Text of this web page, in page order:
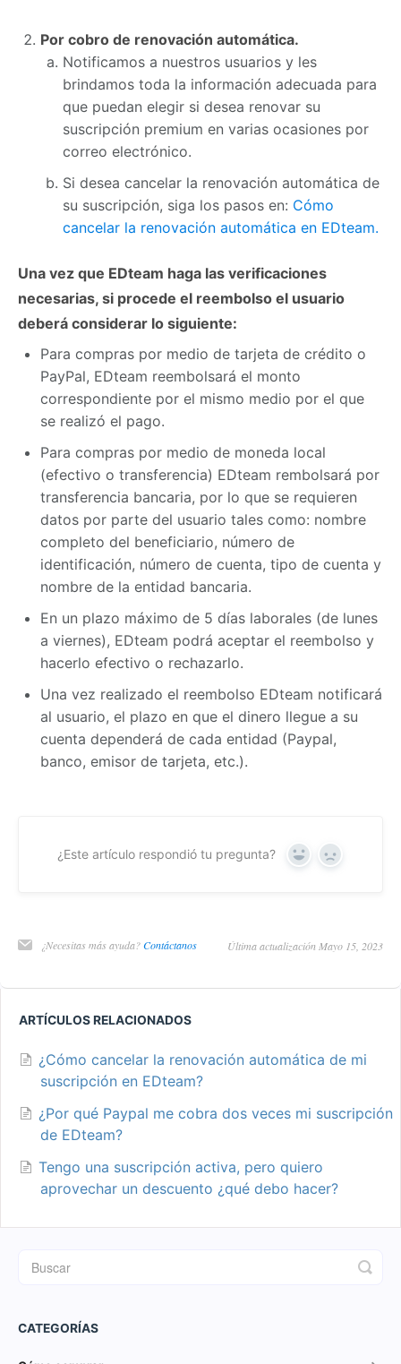
Por cobro de renovación automática.
Notificamos a nuestros usuarios y les
brindamos toda la información adecuada para
que puedan elegir si desea renovar su
suscripción premium en varias ocasiones por
correo electrónico.
Si desea cancelar la renovación automática de
su suscripción, siga los pasos en: Cómo
cancelar la renovación automática en EDteam.
Una vez que EDteam haga las verificaciones
necesarias, si procede el reembolso el usuario
deberá considerar lo siguiente:
Para compras por medio de tarjeta de crédito o
PayPal, EDteam reembolsará el monto
correspondiente por el mismo medio por el que
se realizó el pago.
Para compras por medio de moneda local
(efectivo o transferencia) EDteam rembolsará por
transferencia bancaria, por lo que se requieren
datos por parte del usuario tales como: nombre
completo del beneficiario, número de
identificación, número de cuenta, tipo de cuenta y
nombre de la entidad bancaria.
En un plazo máximo de 5 días laborales (de lunes
a viernes), EDteam podrá aceptar el reembolso y
hacerlo efectivo o rechazarlo.
Una vez realizado el reembolso EDteam notificará
al usuario, el plazo en que el dinero llegue a su
cuenta dependerá de cada entidad (Paypal,
banco, emisor de tarjeta, etc.).
¿Este artículo respondió tu pregunta? Yes No
¿Necesitas más ayuda?Contáctanos Última actualización Mayo 15, 2023
ARTÍCULOS RELACIONADOS
¿Cómo cancelar la renovación automática de mi
suscripción en EDteam?
¿Por qué Paypal me cobra dos veces mi suscripción
de EDteam?
Tengo una suscripción activa, pero quiero
aprovechar un descuento ¿qué debo hacer?
CATEGORÍAS